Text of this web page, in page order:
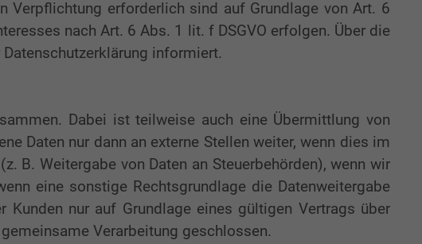
Verpflichtung erforderlich sind auf Grundlage von Art. 6
nach Art. 6 Abs. 1 lit. f DSGVO erfolgen. Über die
informiert.
Dabei ist teilweise auch eine Übermittlung von
Daten nur dann an externe Stellen weiter, wenn dies im
B. Weitergabe von Daten an Steuerbehörden), wenn wir
eine sonstige Rechtsgrundlage die Datenweitergabe
Kunden nur auf Grundlage eines gültigen Vertrags über
Verarbeitung geschlossen.